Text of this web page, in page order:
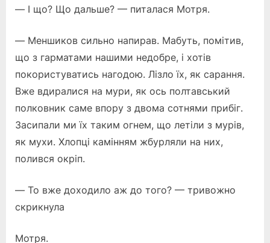
— І що? Що дальше? — питалася Мотря.
— Меншиков сильно напирав. Мабуть, помітив,
що з гарматами нашими недобре, і хотів
покористуватись нагодою. Лізло їх, як сарання.
Вже вдиралися на мури, як ось полтавський
полковник саме впору з двома сотнями прибіг.
Засипали ми їх таким огнем, що летіли з мурів,
як мухи. Хлопці камінням жбурляли на них,
полився окріп.
— То вже доходило аж до того? — тривожно
скрикнула
Мотря.